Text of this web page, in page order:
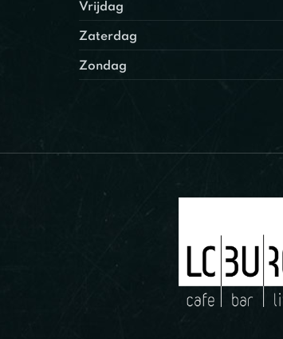
Vrijdag
Zaterdag
Zondag